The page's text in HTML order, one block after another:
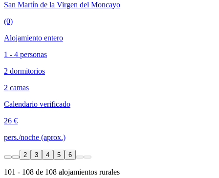
San Martín de la Virgen del Moncayo
(0)
Alojamiento entero
1 - 4 personas
2 dormitorios
2 camas
Calendario verificado
26 €
pers./noche (aprox.)
2 3 4 5 6
101 - 108 de 108 alojamientos rurales